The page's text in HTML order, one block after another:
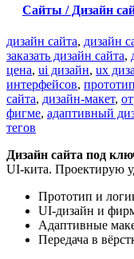
Сайты / Дизайн
дизайн сайта, дизайн
заказать дизайн сайта,
цена, ui дизайн, ux
интерфейсов,
сайта, дизайн-макет,
фигме, адаптивный
тегов
Дизайн сайта под
UI-кита. Проектирую
Прототип и
UI-дизайн и
Адаптивные
Передача в